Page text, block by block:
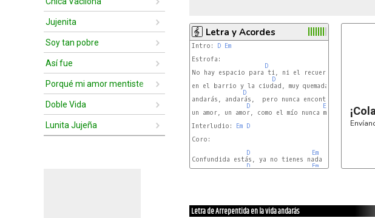
Jujenita
Soy tan pobre
Así fue
Porqué mi amor mentiste
Doble Vida
Lunita Jujeña
Letra y Acordes
Intro: D Em
Estrofa:
D
No hay espacio para ti, ni el recuerdo de tu ayer
D
en el barrio y la ciudad, muy quemada andarás
D
andarás, andarás,  pero nunca encontrarás
D
Em
un amor, un amor, como el mío nunca más (bis)
Interludio: Em D
Coro:
D
Em
Confundida estás, ya no tienes nada
D
Em
Letra de Arrepentida en la vida andarás